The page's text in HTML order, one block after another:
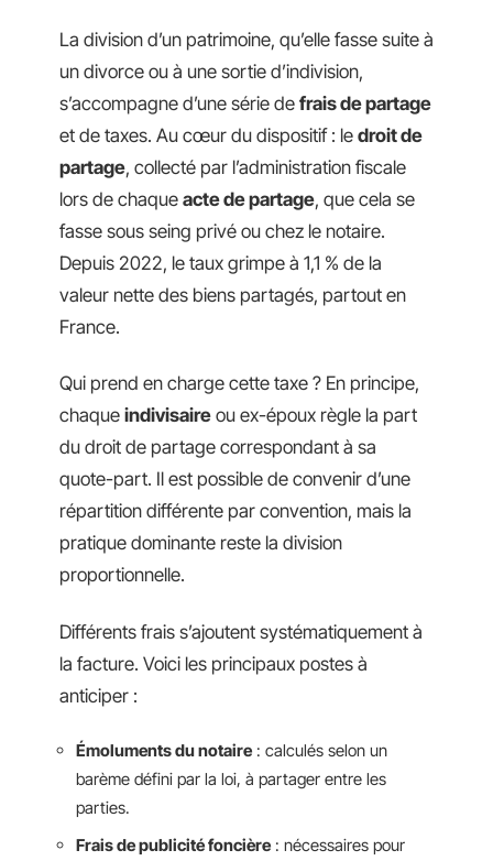
La division d’un patrimoine, qu’elle fasse suite à
un divorce ou à une sortie d’indivision,
s’accompagne d’une série de frais de partage
et de taxes. Au cœur du dispositif : le droit de
partage, collecté par l’administration fiscale
lors de chaque acte de partage, que cela se
fasse sous seing privé ou chez le notaire.
Depuis 2022, le taux grimpe à 1,1 % de la
valeur nette des biens partagés, partout en
France.
Qui prend en charge cette taxe ? En principe,
chaque indivisaire ou ex-époux règle la part
du droit de partage correspondant à sa
quote-part. Il est possible de convenir d’une
répartition différente par convention, mais la
pratique dominante reste la division
proportionnelle.
Différents frais s’ajoutent systématiquement à
la facture. Voici les principaux postes à
anticiper :
Émoluments du notaire : calculés selon un
barème défini par la loi, à partager entre les
parties.
Frais de publicité foncière : nécessaires pour